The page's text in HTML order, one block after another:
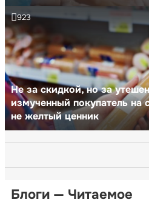
Не за скидкой, но за
измученный покупатель на
не желтый ценник
923
Блоги — Читаемое